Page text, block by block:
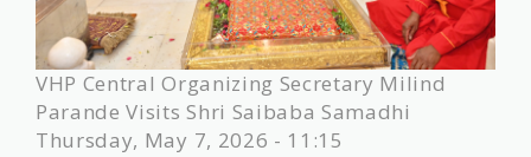
VHP Central Organizing Secretary Milind
Parande Visits Shri Saibaba Samadhi
Thursday, May 7, 2026 - 11:15